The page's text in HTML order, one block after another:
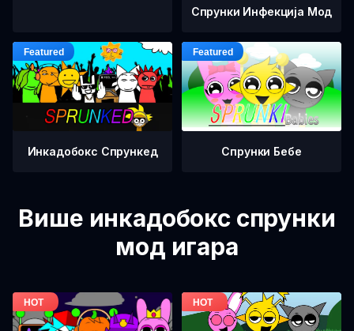
Спрунки Инфекција Мод
Инкадобокс Спрункед Спрунки Бебе
Више инкадобокс спрунки
мод игара